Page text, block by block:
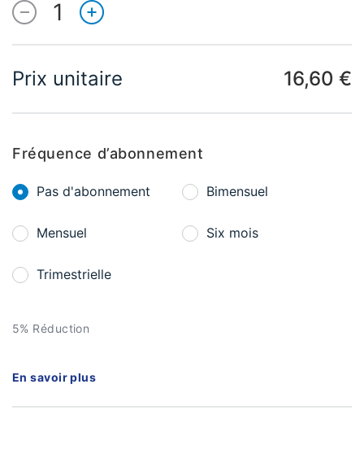
Quantité
1
Prix unitaire 16,60 €
Fréquence d’abonnement
Pas d'abonnement Bimensuel
Mensuel Six mois
Trimestrielle
5% Réduction
En savoir plus